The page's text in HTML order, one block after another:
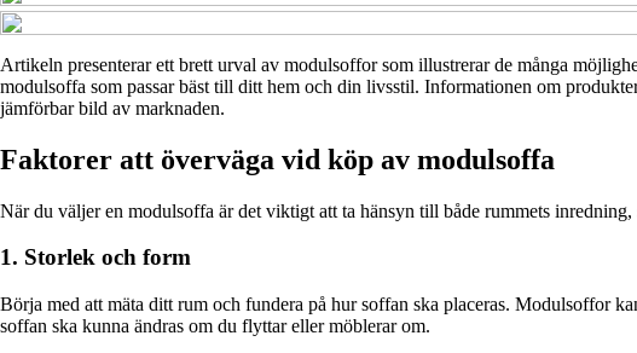
Artikeln presenterar ett brett urval av modulsoffor som illustrerar de många
modulsoffa som passar bäst till ditt hem och din livsstil. Informationen om
jämförbar bild av marknaden.
Faktorer att överväga vid köp av modulsoffa
När du väljer en modulsoffa är det viktigt att ta hänsyn till både rummets
1. Storlek och form
Börja med att mäta ditt rum och fundera på hur soffan ska placeras. Modulsoffor
soffan ska kunna ändras om du flyttar eller möblerar om.